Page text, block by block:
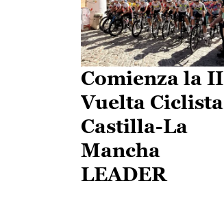
Comienza la II
Vuelta Ciclista
Castilla-La
Mancha
LEADER